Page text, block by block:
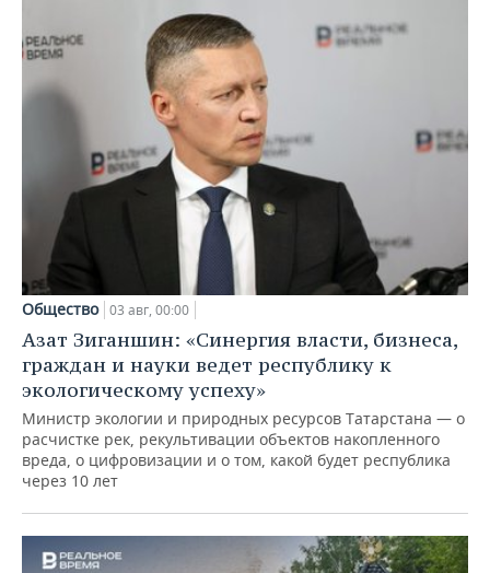
Общество 03 авг, 00:00
Азат Зиганшин: «Синергия власти, бизнеса,
граждан и науки ведет республику к
экологическому успеху»
Министр экологии и природных ресурсов Татарстана — о
расчистке рек, рекультивации объектов накопленного
вреда, о цифровизации и о том, какой будет республика
через 10 лет